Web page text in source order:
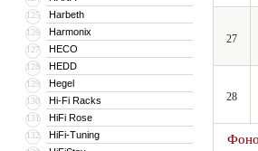
125 Harbeth
126 Harmonix
127 HECO
128 HEDD
129 Hegel
130 Hi-Fi Racks
131 HiFi Rose
132 HiFi-Tuning
27
28